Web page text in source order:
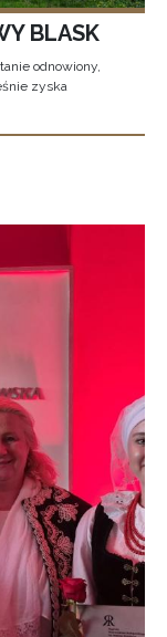
BLASK
odnowiony,
zyska